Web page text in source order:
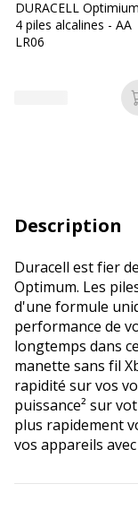
DURACELL
4 piles alcalines - AA
LR06
Description
Duracell est fier
Optimum. Les
d'une formule
performance de
longtemps dans
manette sans fil
rapidité sur vos
puissance² sur
plus rapidement
vos appareils